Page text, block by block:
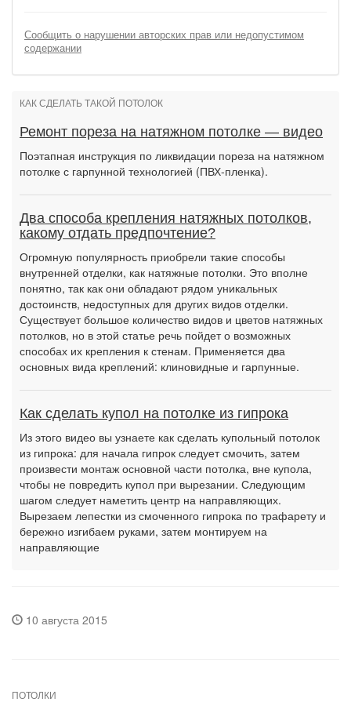
Сообщить о нарушении авторских прав или недопустимом
содержании
КАК СДЕЛАТЬ ТАКОЙ ПОТОЛОК
Ремонт пореза на натяжном потолке — видео
Поэтапная инструкция по ликвидации пореза на натяжном
потолке с гарпунной технологией (ПВХ-пленка).
Два способа крепления натяжных потолков,
какому отдать предпочтение?
Огромную популярность приобрели такие способы
внутренней отделки, как натяжные потолки. Это вполне
понятно, так как они обладают рядом уникальных
достоинств, недоступных для других видов отделки.
Существует большое количество видов и цветов натяжных
потолков, но в этой статье речь пойдет о возможных
способах их крепления к стенам. Применяется два
основных вида креплений: клиновидные и гарпунные.
Как сделать купол на потолке из гипрока
Из этого видео вы узнаете как сделать купольный потолок
из гипрока: для начала гипрок следует смочить, затем
произвести монтаж основной части потолка, вне купола,
чтобы не повредить купол при вырезании. Следующим
шагом следует наметить центр на направляющих.
Вырезаем лепестки из смоченного гипрока по трафарету и
бережно изгибаем руками, затем монтируем на
направляющие
10 августа 2015
ПОТОЛКИ